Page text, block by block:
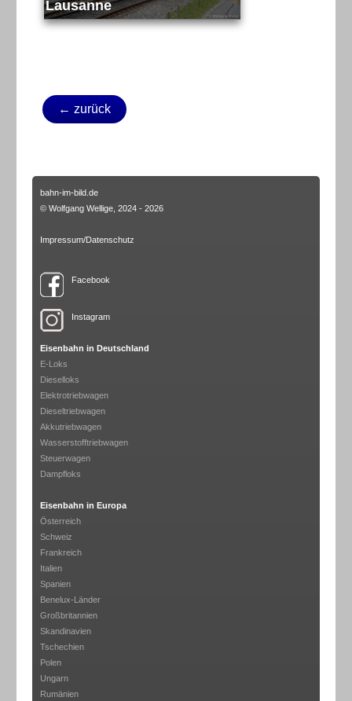
Lausanne
← zurück
bahn-im-bild.de
© Wolfgang Wellige, 2024 - 2026
Impressum/Datenschutz
Facebook
Instagram
Eisenbahn in Deutschland
E-Loks
Dieselloks
Elektrotriebwagen
Dieseltriebwagen
Akkutriebwagen
Wasserstofftriebwagen
Steuerwagen
Dampfloks
Eisenbahn in Europa
Österreich
Schweiz
Frankreich
Italien
Spanien
Benelux-Länder
Großbritannien
Skandinavien
Tschechien
Polen
Ungarn
Rumänien